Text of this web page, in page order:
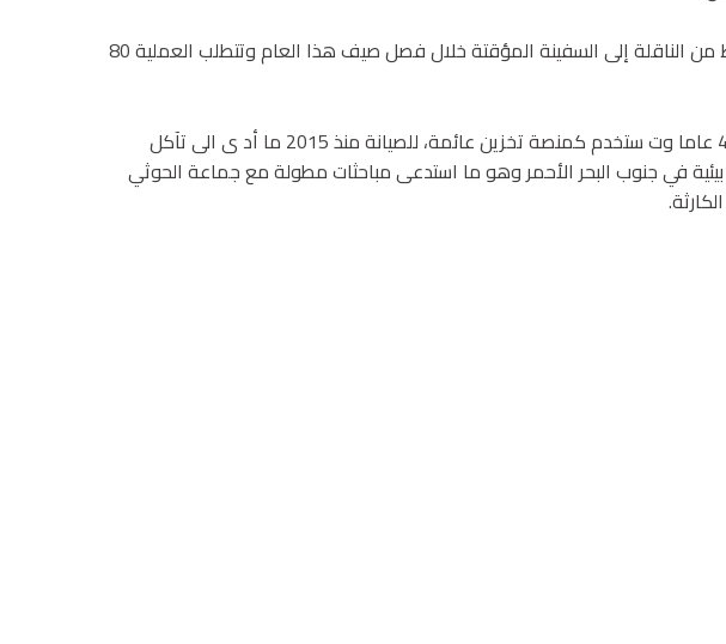
وستتركز المرحلة الثانية على نقل النفط من الناقلة إلى السفينة المؤقتة خلال فصل صيف هذا العام وتتطلب العملية 80
ولم تخضع السفينة التي صنعت قبل 47 عاما وت ستخدم كمنصة تخزين عائمة، للصيانة منذ 2015 ما أد ى الى تآكل
بيئية في جنوب البحر الأحمر وهو ما استدعى مباحثات مطولة مع جماعة الحوثي